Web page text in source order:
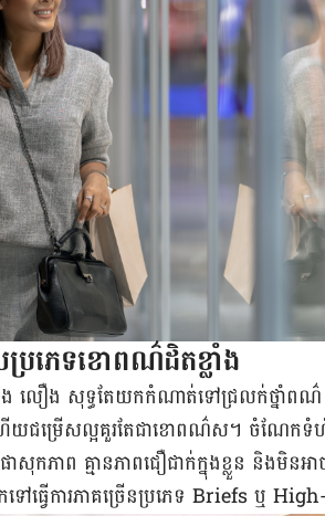
រភេទ​ខោ​ពណ៌​ដិតខ្លាំង
លឿង សុទ្ធតែ​យក​កំណាត់​ទៅ​ជ្រលក់​ថ្នាំ​ពណ៌ អ
យ​ជម្រើស​ល្អ​គួរតែ​ជា​ខោពណ៌​ស។ ចំណែក​ទំហំ​
ាន​ផាសុកភាព ​គ្មាន​ភាព​ជឿជាក់​ក្នុង​ខ្លួន និ
ៀក​ទៅ​ធ្វើការ​ភាគច្រើន​ប្រភេទ Briefs ឬ